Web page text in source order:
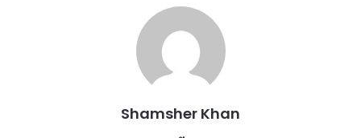
Shamsher Khan